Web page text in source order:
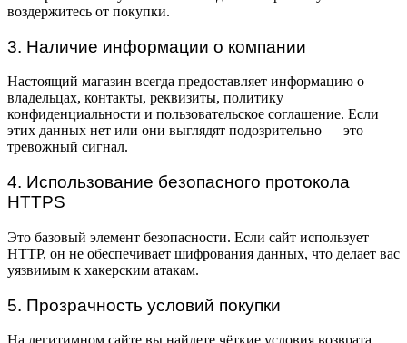
воздержитесь от покупки.
3. Наличие информации о компании
Настоящий магазин всегда предоставляет информацию о
владельцах, контакты, реквизиты, политику
конфиденциальности и пользовательское соглашение. Если
этих данных нет или они выглядят подозрительно — это
тревожный сигнал.
4. Использование безопасного протокола
HTTPS
Это базовый элемент безопасности. Если сайт использует
HTTP, он не обеспечивает шифрования данных, что делает вас
уязвимым к хакерским атакам.
5. Прозрачность условий покупки